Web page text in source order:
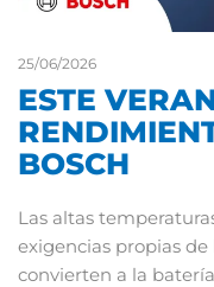
25/06/2026
ESTE
BOSCH
Las altas
exigencias propias
convierten a la